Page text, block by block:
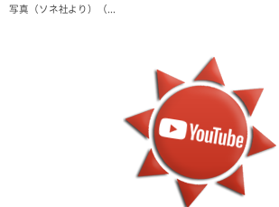
写真（ソネ社より）（...